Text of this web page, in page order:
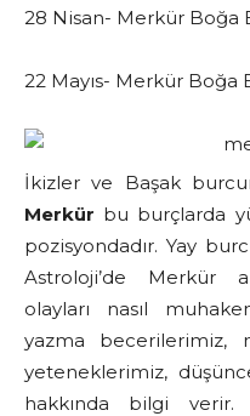
28 Nisan- Merkür Boğa
22 Mayıs- Merkür
İkizler ve Başak
Merkür bu burçlarda
pozisyondadır. Yay
Astroloji’de Merkür
olayları nasıl
yazma becerilerimiz,
yeteneklerimiz,
hakkında bilgi